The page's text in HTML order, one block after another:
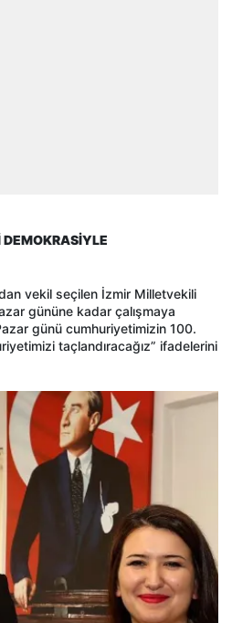
vekil seçilen İzmir Milletvekili
gününe kadar çalışmaya
günü cumhuriyetimizin 100.
taçlandıracağız” ifadelerini